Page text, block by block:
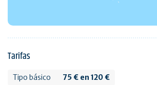
Tarifas
Tipo básico 75 € en 120 €